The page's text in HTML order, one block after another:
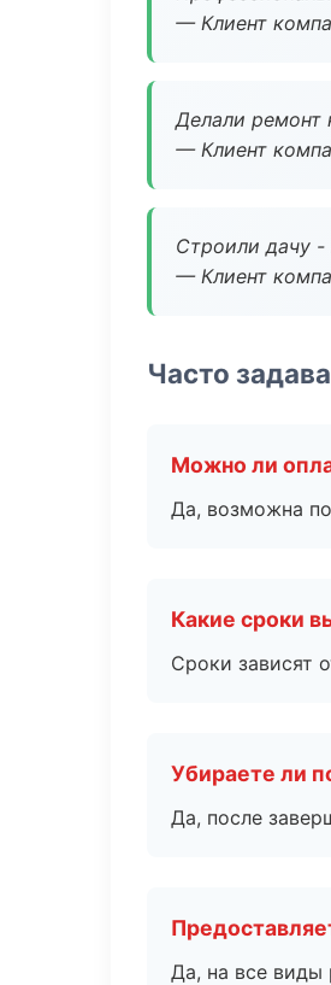
— Клиент
Делали ремонт
— Клиент
Строили дачу -
— Клиент
Часто
Можно ли
Да, возможна
Какие сроки
Сроки зависят
Убираете ли
Да, после
Да, на все виды